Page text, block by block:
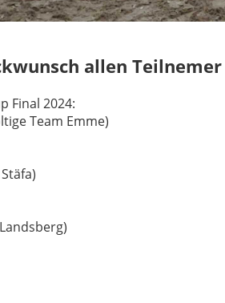
allen
Final 2024:
Team Emme)